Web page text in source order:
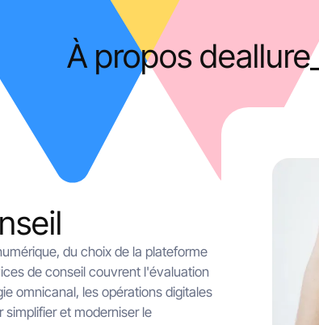
À propos deallure_
du choix de la plateforme
de conseil couvrent l'évaluation
omnicanal, les opérations digitales
et moderniser le